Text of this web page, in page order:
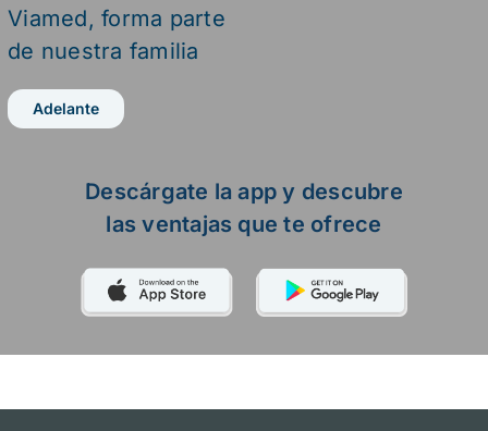
Descárgate la app y descubre
las ventajas que te ofrece
Viamed, forma parte
de nuestra familia
Adelante